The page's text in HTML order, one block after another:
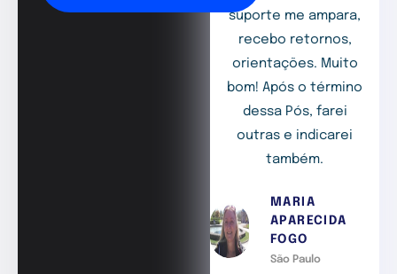
suporte me ampara,
recebo retornos,
orientações. Muito
bom! Após o término
dessa Pós, farei
outras e indicarei
também.
MARIA
APARECIDA
FOGO
São Paulo